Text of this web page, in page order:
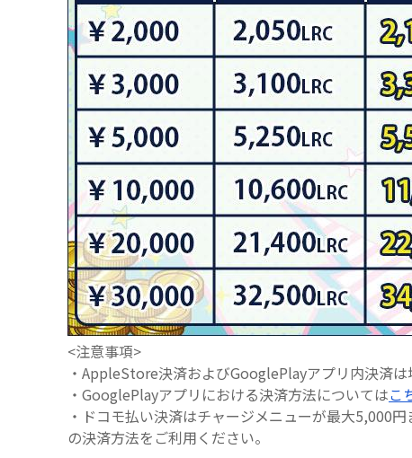
<注意事項>
・AppleStore決済およびGooglePlayアプリ内決済は
・GooglePlayアプリにおける決済方法についてはこ
・ドコモ払い決済はチャージメニューが最大5,000
の決済方法をご利用ください。